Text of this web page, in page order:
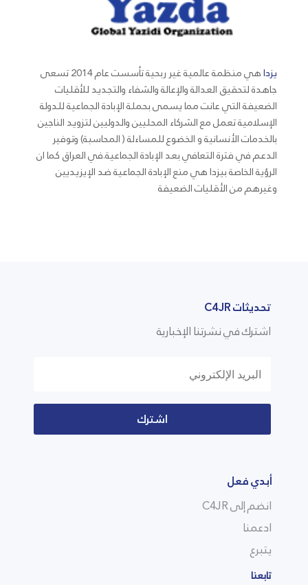
يزدا
هي منظمة عالمية غير ربحية تأسست عام 2014 تسعى
جاهدة لتحقيق العدالة والإعالة والشفاء والتجديد للأقليات
الضعيفة التي عانت مما يسمى بحملة الإبادة الجماعية للدولة
الإسلامية تعمل مع الشركاء المحليين والدوليين لتزويد الناجين
بالخدمات الأنسانية و الخضوع للمساءلة ( المحاسبة) وتوفير
الدعم في فترة التعافي بعد الإبادة الجماعية.في العراق كما ان
الرؤية الخاصة بيزدا هي منع الإبادة الجماعية ضد الإيزيديين
وغيرهم من الأقليات الضعيفة
تحديثات C4JR
اشترك في نشرتنا الإخبارية
اشترك
أبدي فعل
انضم إلى C4JR
ادعمنا
يتبرع
تابعنا